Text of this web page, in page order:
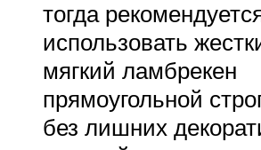
тогда
использовать
мягкий ламбрекен
прямоугольной
без лишних